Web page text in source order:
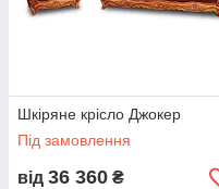
Шкіряне крісло Джокер
Під замовлення
від 36 360 ₴